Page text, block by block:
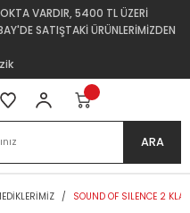
VARDIR, 5400 TL ÜZERİ
SATIŞTAKİ ÜRÜNLERİMİZDEN
ARA
SOUND OF SILENCE 2